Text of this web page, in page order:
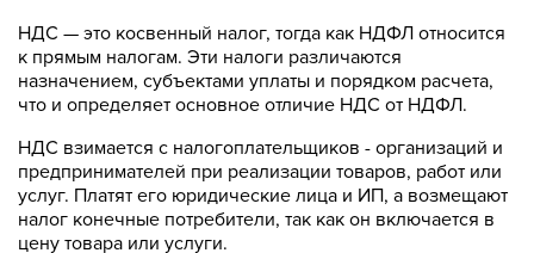
НДС — это косвенный налог, тогда как НДФЛ относится
к прямым налогам. Эти налоги различаются
назначением, субъектами уплаты и порядком расчета,
что и определяет основное отличие НДС от НДФЛ.
НДС взимается с налогоплательщиков - организаций и
предпринимателей при реализации товаров, работ или
услуг. Платят его юридические лица и ИП, а возмещают
налог конечные потребители, так как он включается в
цену товара или услуги.